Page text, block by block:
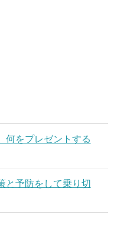
をプレゼントする
と予防をして乗り切